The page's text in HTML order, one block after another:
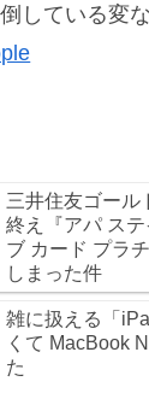
している変な
三井住友ゴール
終え『アパ ス
ブ カード プラ
しまった件
雑に扱える「
くて MacBook
た